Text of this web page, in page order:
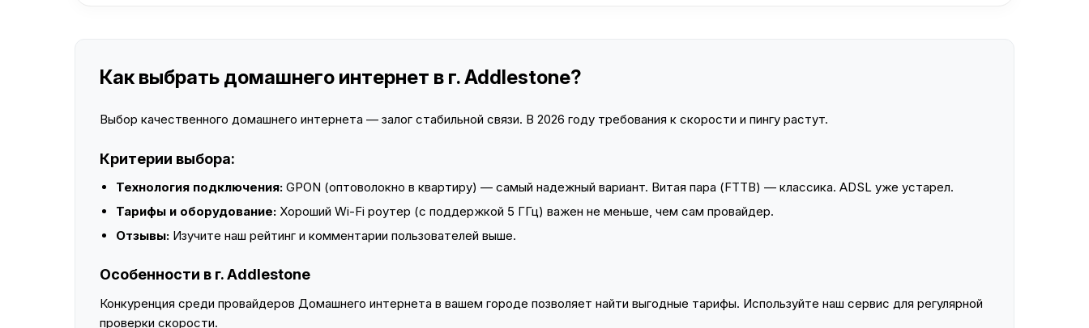
Как выбрать домашнего интернет в г. Addlestone?
Выбор качественного домашнего интернета — залог стабильной связи. В 2026 году требования к скорости и пингу растут.
Критерии выбора:
Технология подключения: GPON (оптоволокно в квартиру) — самый надежный вариант. Витая пара (FTTB) — классика. ADSL уже устарел.
Тарифы и оборудование: Хороший Wi-Fi роутер (с поддержкой 5 ГГц) важен не меньше, чем сам провайдер.
Отзывы: Изучите наш рейтинг и комментарии пользователей выше.
Особенности в г. Addlestone
Конкуренция среди провайдеров Домашнего интернета в вашем городе позволяет найти выгодные тарифы. Используйте наш сервис для регулярной
проверки скорости.